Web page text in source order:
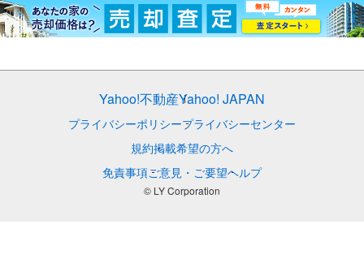
Yahoo!不動産Yahoo! JAPAN
プライバシーポリシープライバシーセンター
規約掲載希望の方へ
免責事項ご意見・ご要望ヘルプ
© LY Corporation